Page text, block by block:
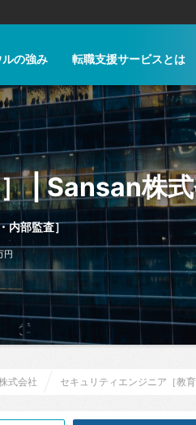
の強み 転職支援サービスとは
内部監査］
円
式会社 セキュリティエンジニア［教育